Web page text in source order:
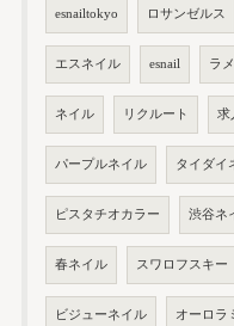
esnailtokyo ロサンゼルス
エスネイル esnail ラ
ネイル リクルート 求
パープルネイル タイダイ
ピスタチオカラー 渋谷ネ
春ネイル スワロフスキー
ビジューネイル オーロラ